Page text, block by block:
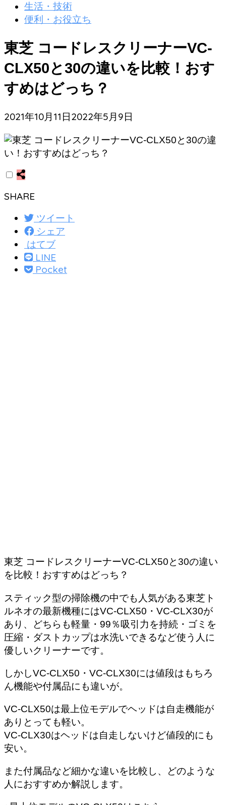
生活・技術
便利・お役立ち
東芝 コードレスクリーナーVC-
CLX50と30の違いを比較！おす
すめはどっち？
2021年10月11日2022年5月9日
SHARE
ツイート
シェア
はてブ
LINE
Pocket
東芝 コードレスクリーナーVC-CLX50と30の違い
を比較！おすすめはどっち？
スティック型の掃除機の中でも人気がある東芝ト
ルネオの最新機種にはVC-CLX50・VC-CLX30が
あり、どちらも軽量・99％吸引力を持続・ゴミを
圧縮・ダストカップは水洗いできるなど使う人に
優しいクリーナーです。
しかしVC-CLX50・VC-CLX30には値段はもちろ
ん機能や付属品にも違いが。
VC-CLX50は最上位モデルでヘッドは自走機能が
ありとっても軽い。
VC-CLX30はヘッドは自走しないけど値段的にも
安い。
また付属品など細かな違いを比較し、どのような
人におすすめか解説します。